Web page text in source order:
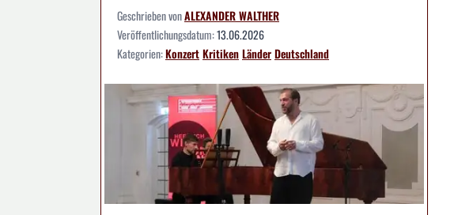
Geschrieben vonALEXANDER WALTHER
Veröffentlichungsdatum:13.06.2026
Kategorien:KonzertKritikenLänderDeutschland